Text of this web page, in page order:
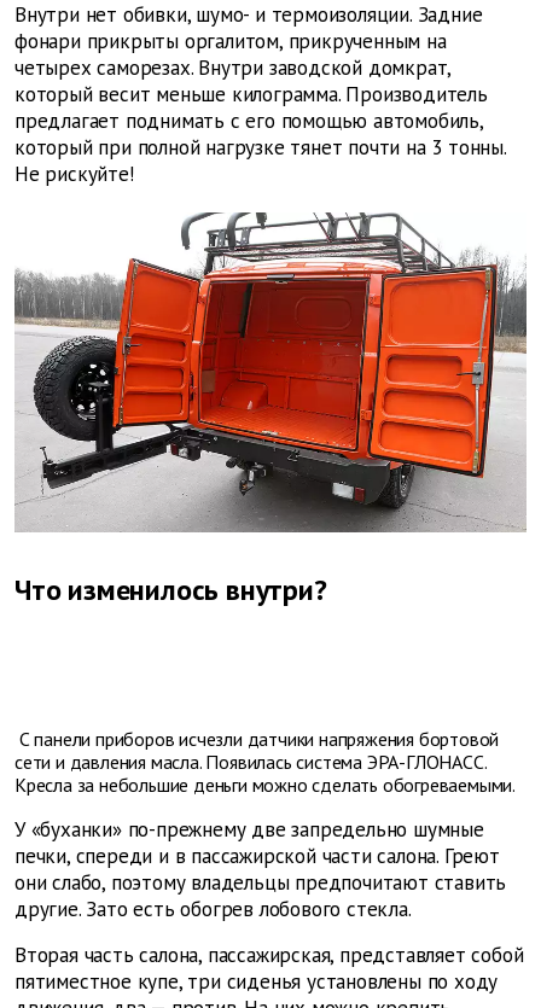
Внутри нет обивки, шумо- и термоизоляции. Задние
фонари прикрыты оргалитом, прикрученным на
четырех саморезах. Внутри заводской домкрат,
который весит меньше килограмма. Производитель
предлагает поднимать с его помощью автомобиль,
который при полной нагрузке тянет почти на 3 тонны.
Не рискуйте!
Что изменилось внутри?
С панели приборов исчезли датчики напряжения бортовой
сети и давления масла. Появилась система ЭРА-ГЛОНАСС.
Кресла за небольшие деньги можно сделать обогреваемыми.
У «буханки» по-прежнему две запредельно шумные
печки, спереди и в пассажирской части салона. Греют
они слабо, поэтому владельцы предпочитают ставить
другие. Зато есть обогрев лобового стекла.
Вторая часть салона, пассажирская, представляет собой
пятиместное купе, три сиденья установлены по ходу